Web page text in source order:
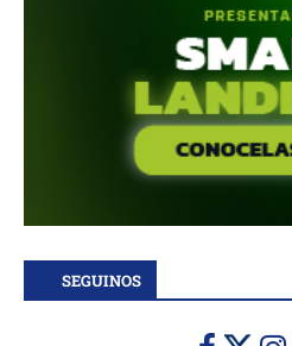
SEGUINOS